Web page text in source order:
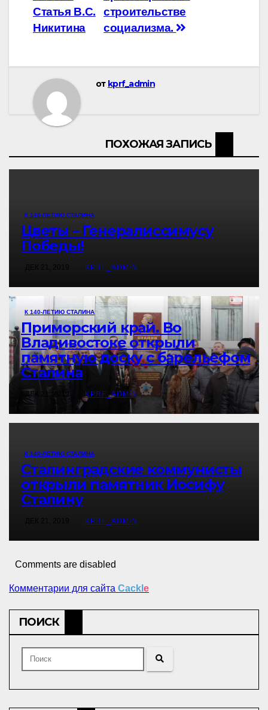
строительстве
социализма.
Статья В.С.
Никитина
от kprf_admin
ПОХОЖАЯ ЗАПИСЬ
К 140-ЛЕТИЮ СТАЛИНА
Цветы – Генералиссимусу
Победы!
KPRF_ADMIN
К 140-ЛЕТИЮ СТАЛИНА
Приморский край. Во
Владивостоке открыли
памятную доску с барельефом
Сталина
ДЕК 21, 2019 KPRF_ADMIN
К 140-ЛЕТИЮ СТАЛИНА
Сталинградские коммунисты
открыли памятник Иосифу
Сталину
KPRF_ADMIN
Comments are disabled
Комментарии для сайта Cackl e
ПОИСК